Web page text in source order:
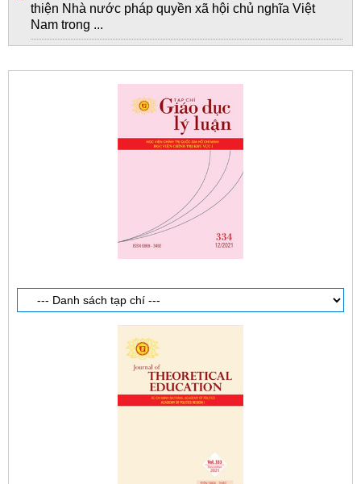
thiện Nhà nước pháp quyền xã hội chủ nghĩa Việt
Nam trong ...